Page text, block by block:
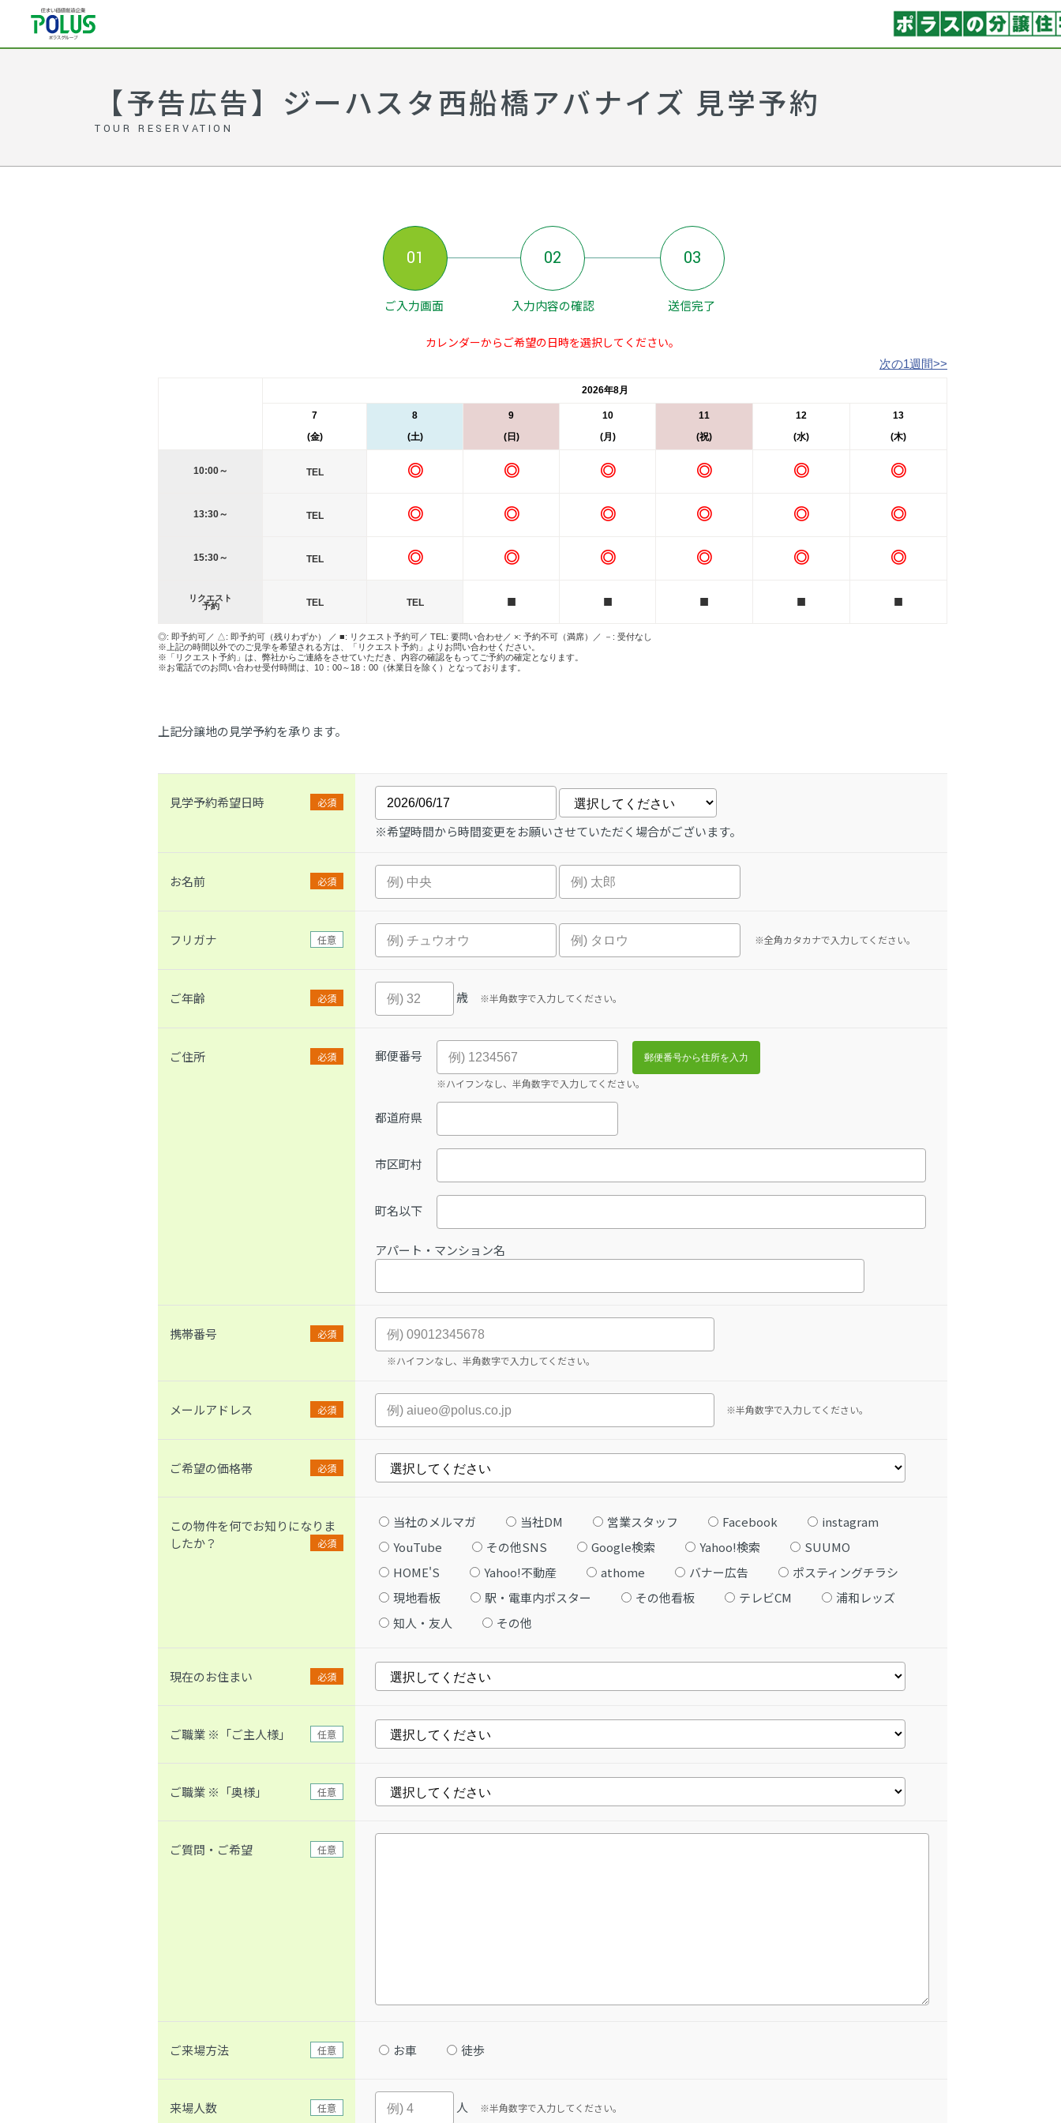
【予告広告】ジーハスタ西船橋アバナイズ 見学予約
TOUR RESERVATION
01
ご入力画面
02
入力内容の確認
03
送信完了
カレンダーからご希望の日時を選択してください。
次の1週間>>
2026年8月
7
(金)
8
(土)
9
(日)
10
(月)
11
(祝)
12
(水)
13
(木)
10:00～ TEL ◎ ◎ ◎ ◎ ◎ ◎
13:30～ TEL ◎ ◎ ◎ ◎ ◎ ◎
15:30～ TEL ◎ ◎ ◎ ◎ ◎ ◎
リクエスト
予約
TEL TEL ■ ■ ■ ■ ■
◎: 即予約可／ △: 即予約可（残りわずか） ／ ■: リクエスト予約可／ TEL: 要問い合わせ／ ×: 予約不可（満席）／ －: 受付なし
※上記の時間以外でのご見学を希望される方は、「リクエスト予約」よりお問い合わせください。
※「リクエスト予約」は、弊社からご連絡をさせていただき、内容の確認をもってご予約の確定となります。
※お電話でのお問い合わせ受付時間は、10：00～18：00（休業日を除く）となっております。
上記分譲地の見学予約を承ります。
見学予約希望日時 必須
※希望時間から時間変更をお願いさせていただく場合がございます。
お名前 必須
フリガナ 任意 ※全角カタカナで入力してください。
ご年齢 必須 歳 ※半角数字で入力してください。
ご住所 必須 郵便番号
※ハイフンなし、半角数字で入力してください。
都道府県
市区町村
町名以下
アパート・マンション名
携帯番号
必須
※ハイフンなし、半角数字で入力してください。
メールアドレス 必須 ※半角数字で入力してください。
ご希望の価格帯 必須
この物件を何でお知りになりま
したか？
必須
当社のメルマガ 当社DM 営業スタッフ Facebook
instagram
YouTube
その他SNS Google検索 Yahoo!検索
SUUMO
HOME'S
Yahoo!不動産 athome バナー広告
ポスティングチラシ
現地看板
駅・電車内ポスター その他看板 テレビCM
浦和レッズ
知人・友人
その他
現在のお住まい 必須
ご職業 ※「ご主人様」 任意
ご職業 ※「奥様」 任意
ご質問・ご希望 任意
ご来場方法 任意 お車 徒歩
来場人数 任意 人 ※半角数字で入力してください。